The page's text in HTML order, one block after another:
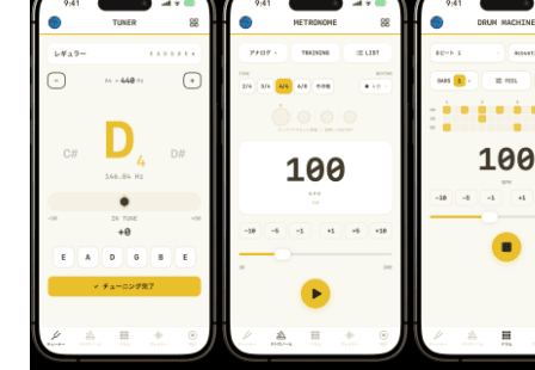
７番目から始めた
ロクリアン
とそれぞれに名前がついています。
これらのスケールの事を
「チャーチ・モード」